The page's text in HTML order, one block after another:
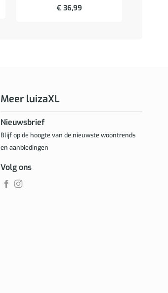
€36,99
Meer luizaXL
Nieuwsbrief
Blijf op de hoogte van de nieuwste woontrends
en aanbiedingen
Volg ons